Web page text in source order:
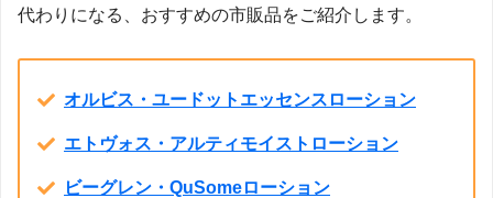
代わりになる、おすすめの市販品をご紹介します。
オルビス・ユードットエッセンスローション
エトヴォス・アルティモイストローション
ビーグレン・QuSomeローション